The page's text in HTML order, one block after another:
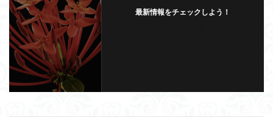
最新情報をチェックしよう！